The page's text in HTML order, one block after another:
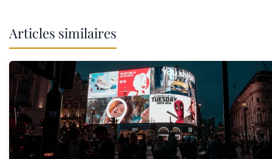
Articles similaires